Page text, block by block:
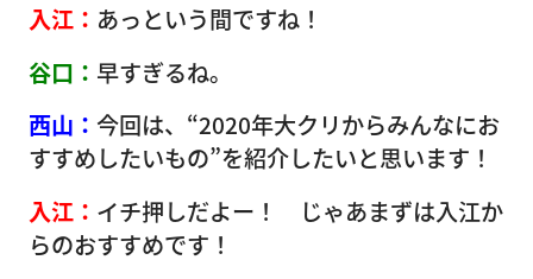
入江： あっという間ですね！
谷口： 早すぎるね。
西山： 今回は、“2020年大クリからみんなにお
すすめしたいもの”を紹介したいと思います！
入江： イチ押しだよー！ じゃあまずは入江か
らのおすすめです！